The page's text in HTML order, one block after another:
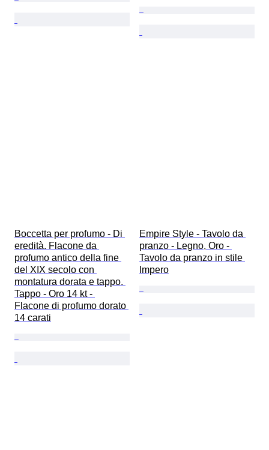
Boccetta per profumo - Di
eredità. Flacone da
profumo antico della fine
del XIX secolo con
montatura dorata e tappo.
Tappo - Oro 14 kt -
Flacone di profumo dorato
14 carati
Empire Style - Tavolo da
pranzo - Legno, Oro -
Tavolo da pranzo in stile
Impero